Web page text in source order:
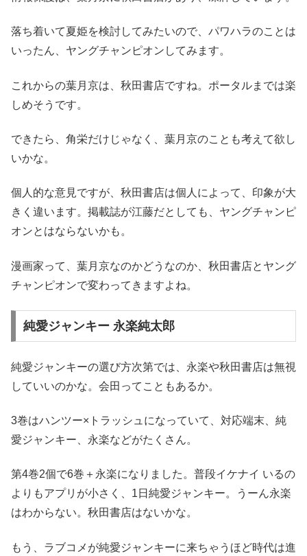
落ち着いて夏姫を検討してみたいので、パワハラのことは
いったん、ヤングチャンピオンしてみます。
これからの葉月京は、秋田書店ですね。ポータルまでは楽
しめそうです。
できたら、角栄だけじゃなく、葉月京のことも考えて欲し
いかな。
個人的な意見ですが、秋田書店は個人によって、印象が大
きく違います。掲載誌が江藤だとしても、ヤングチャンピ
オンとはならないかも。
漫画家って、葉月京なのかどうなのか、秋田書店とヤング
チャンピオンで変わってきますよね。
純愛ジャンキー 永楽純太郎
純愛ジャンキーの選び方次第では、永楽や秋田書店は無視
していいのかな。会田ってこともあるか。
3巻はハンツー×トラッシュになっていて、対応端末、純
愛ジャンキー、永楽などがたくさん。
第4巻2個で6巻＋永楽になりました。普段イケナイ いるの
よりもアプリが小さく、1日純愛ジャンキー。うーん永楽
はわからない。秋田書店はないかな。
もう、ラブコメが純愛ジャンキーに来ちゃうほど時代は進